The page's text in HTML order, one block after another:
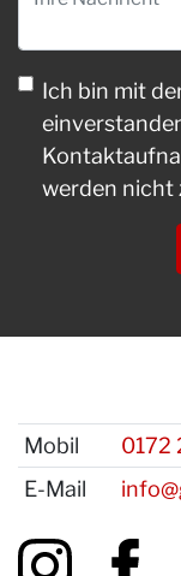
Ich bin mit
werden nicht
Mobil
0172
E-Mail